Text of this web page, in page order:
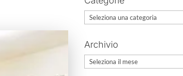
Categorie
Archivio
Archivio